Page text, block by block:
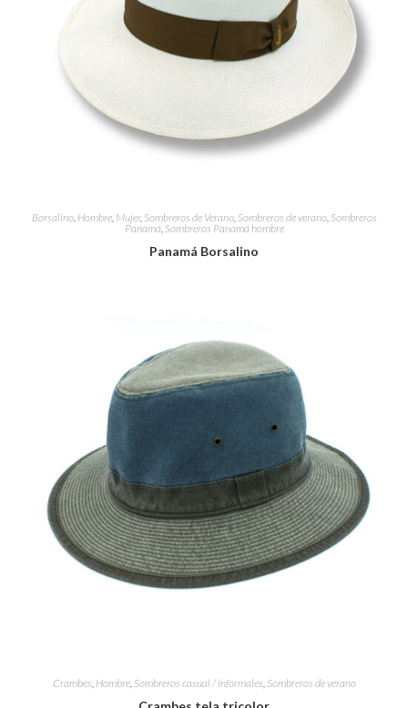
Borsalino, Hombre, Mujer, Sombreros de Verano, Sombreros de verano, Sombreros
Panamá Sombreros Panamá hombre
Panamá Borsalino
Crambes Hombre, Sombreros casual / informales Sombreros de verano